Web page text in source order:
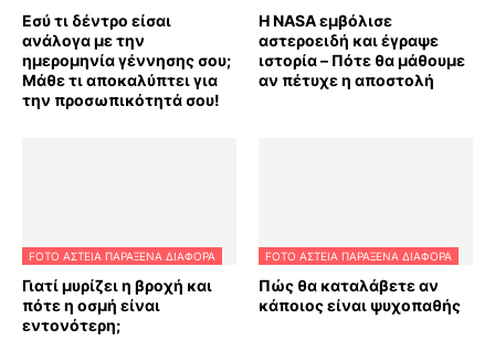
Εσύ τι δέντρο είσαι
ανάλογα με την
ημερομηνία γέννησης σου;
Μάθε τι αποκαλύπτει για
την προσωπικότητά σου!
Η NASA εμβόλισε
αστεροειδή και έγραψε
ιστορία – Πότε θα μάθουμε
αν πέτυχε η αποστολή
FOTO ΑΣΤΕΙΑ ΠΑΡΑΞΕΝΑ ΔΙΑΦΟΡΑ
Γιατί μυρίζει η βροχή και
πότε η οσμή είναι
εντονότερη;
FOTO ΑΣΤΕΙΑ ΠΑΡΑΞΕΝΑ ΔΙΑΦΟΡΑ
Πώς θα καταλάβετε αν
κάποιος είναι ψυχοπαθής